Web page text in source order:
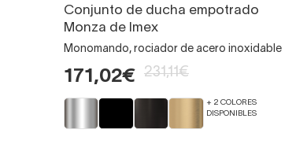
Conjunto de ducha empotrado
Monza de Imex
Monomando, rociador de acero inoxidable
171,02€ 231,11€
+ 2 COLORES
DISPONIBLES